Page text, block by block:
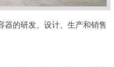
器的研发、设计、生产和销售